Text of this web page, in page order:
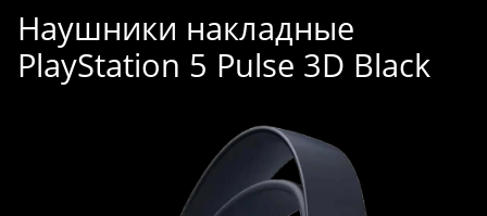
Наушники накладные
PlayStation 5 Pulse 3D Black